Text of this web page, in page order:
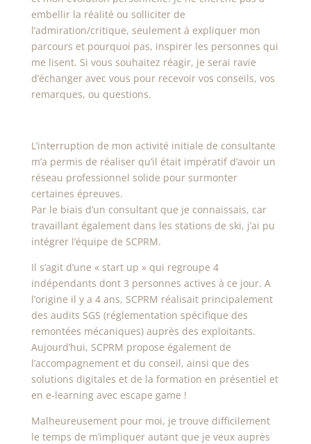
embellir la réalité ou solliciter de
l’admiration/critique, seulement à expliquer mon
parcours et pourquoi pas, inspirer les personnes qui
me lisent. Si vous souhaitez réagir, je serai ravie
d’échanger avec vous pour recevoir vos conseils, vos
remarques, ou questions.
L’interruption de mon activité initiale de consultante
m’a permis de réaliser qu’il était impératif d’avoir un
réseau professionnel solide pour surmonter
certaines épreuves.
Par le biais d’un consultant que je connaissais, car
travaillant également dans les stations de ski, j’ai pu
intégrer l’équipe de SCPRM.
Il s’agit d’une « start up » qui regroupe 4
indépendants dont 3 personnes actives à ce jour. A
l’origine il y a 4 ans, SCPRM réalisait principalement
des audits SGS (réglementation spécifique des
remontées mécaniques) auprès des exploitants.
Aujourd’hui, SCPRM propose également de
l’accompagnement et du conseil, ainsi que des
solutions digitales et de la formation en présentiel et
en e-learning avec escape game !
Malheureusement pour moi, je trouve difficilement
le temps de m’impliquer autant que je veux auprès